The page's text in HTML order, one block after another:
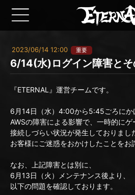
2023/06/14 12:00 重要
6/14(水)ログイン障害と
『ETERNAL』運営チームです。
6月14日（水）4:00から5:45ごろにか
AWSの障害による影響で、一時的にゲ
接続しづらい状況が発生しておりまし
お客様にご迷惑をおかけしたことをお
なお、上記障害とは別に、
6月13日（火）メンテナンス後より、
以下の問題を確認しております。